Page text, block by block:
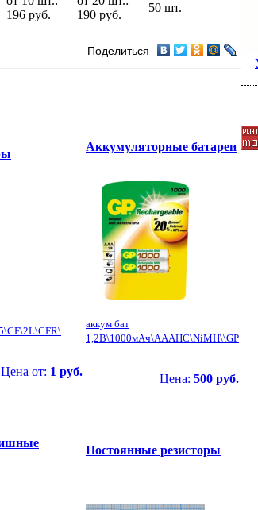
196 руб.
190 руб.
50 шт.
Поделиться
Цена от: 1 руб.
Аккумуляторные батареи
аккум бат
1,2В\1000мАч\AAAHC\NiMH\\GP
Цена: 500 руб.
Постоянные резисторы